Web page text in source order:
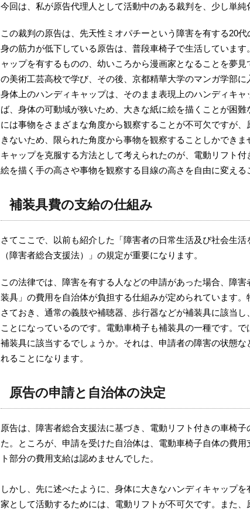
今回は、私が原告代理人として活動中のある裁判を、少し単純
この裁判の原告は、先天性ミオパチーという障害を有する20
身の筋力が低下している原告は、普段車椅子で生活していま
ャップを有するものの、幼いころから漫画家となることを夢
の美術工芸高校で学び、その後、京都精華大学のマンガ学部
身体上のハンディキャップは、そのまま表現上のハンディキャ
ば、身体の可動域が狭いため、大きな紙に絵を描くことが困
には事物をさまざまな角度から観察することが不可欠ですが
きないため、限られた角度から事物を観察することしかでき
キャップを克服する方法として考えられたのが、電動リフト付
絵を描く手の高さや事物を観察する目線の高さを自由に変える
補装具費の支給の仕組み
さてここで、以前も紹介した「障害者の日常生活及び社会生
（障害者総合支援法）」の規定が重要になります。
この法律では、障害を有する人などの申請があった場合、障
装具」の費用を自治体が負担する仕組みが定められています
さておき、通常の義肢や補聴器、歩行器などが補装具に該当
ことになっているのです。電動車椅子も補装具の一種です。
補装具に該当するでしょうか。それは、申請者の障害の状態な
れることになります。
原告の申請と自治体の決定
原告は、障害者総合支援法に基づき、電動リフト付きの車椅
た。ところが、申請を受けた自治体は、電動車椅子自体の費
ト部分の費用支給は認めませんでした。
しかし、先に述べたように、身体に大きなハンディキャップ
家として活動するためには、電動リフトが不可欠です。また